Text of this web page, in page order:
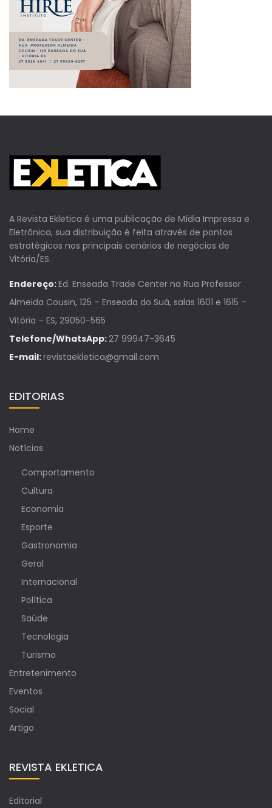
A Revista Ekletica é uma publicação de Mídia Impressa e
Eletrônica, sua distribuição é feita através de pontos
estratégicos nos principais cenários de negócios de
Vitória/ES.
Endereço:Ed. Enseada Trade Center na Rua Professor
Almeida Cousin, 125 – Enseada do Suá, salas 1601 e 1615 –
Vitória – ES, 29050-565
Telefone/WhatsApp:27 99947-3645
E-mail:revistaekletica@gmail.com
EDITORIAS
Home
Notícias
Comportamento
Cultura
Economia
Esporte
Gastronomia
Geral
Internacional
Política
Saúde
Tecnologia
Turismo
Entretenimento
Eventos
Social
Artigo
REVISTA EKLETICA
Editorial